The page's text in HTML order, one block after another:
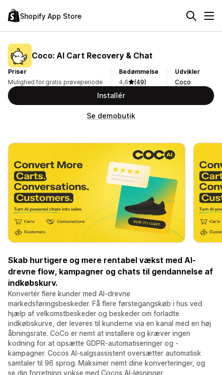
Shopify App Store
Coco: AI Cart Recovery & Chat
Priser
Mulighed for gratis prøveperiode
Bedømmelse
4,6
(49)
Udvikler
Coco
Installér
Se demobutik
Skab hurtigere og mere rentabel vækst med AI-
drevne flow, kampagner og chats til gendannelse af
indkøbskurv.
Konvertér flere kunder med AI-drevne
markedsføringsbeskeder. Få flere førstegangskøb i hus ved
hjælp af velkomstbeskeder og beskeder om forladte
indkøbskurve, der leveres til kunderne via en kanal med en høj
åbningsrate. CoCo er nemt at installere og kræver ingen
kodning for at opsætte GDPR-automatiseringer og -
kampagner. Cocos AI-salgsassistent oversætter automatisk
samtaler til 96 sprog. Maksimer nemt dine konverteringer, og
se din forretning vokse med Cocos AI-løsninger.